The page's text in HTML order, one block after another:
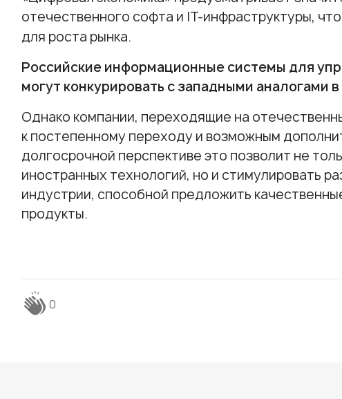
отечественного софта и IT-инфраструктуры,
для роста рынка.
Российские информационные системы для
могут конкурировать с западными аналогами
Однако компании, переходящие на
к постепенному переходу и возможным
долгосрочной перспективе это позволит не
иностранных технологий, но и стимулировать
индустрии, способной предложить
продукты.
0